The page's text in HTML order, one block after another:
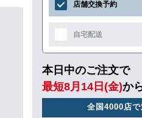
店舗交換予約
自宅配送
本日中のご注文で
最短8月14日(金)か
全国4000店